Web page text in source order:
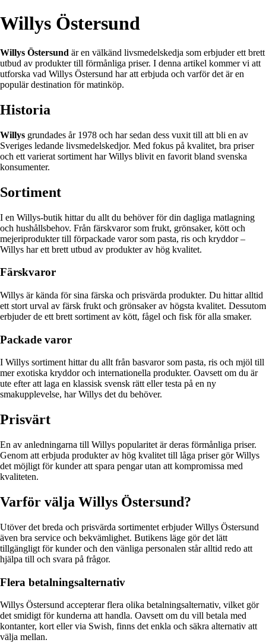
Willys Östersund
Willys Östersund är en välkänd livsmedelskedja som erbjuder ett brett
utbud av produkter till förmånliga priser. I denna artikel kommer vi att
utforska vad Willys Östersund har att erbjuda och varför det är en
populär destination för matinköp.
Historia
Willys grundades år 1978 och har sedan dess vuxit till att bli en av
Sveriges ledande livsmedelskedjor. Med fokus på kvalitet, bra priser
och ett varierat sortiment har Willys blivit en favorit bland svenska
konsumenter.
Sortiment
I en Willys-butik hittar du allt du behöver för din dagliga matlagning
och hushållsbehov. Från färskvaror som frukt, grönsaker, kött och
mejeriprodukter till förpackade varor som pasta, ris och kryddor –
Willys har ett brett utbud av produkter av hög kvalitet.
Färskvaror
Willys är kända för sina färska och prisvärda produkter. Du hittar alltid
ett stort urval av färsk frukt och grönsaker av högsta kvalitet. Dessutom
erbjuder de ett brett sortiment av kött, fågel och fisk för alla smaker.
Packade varor
I Willys sortiment hittar du allt från basvaror som pasta, ris och mjöl till
mer exotiska kryddor och internationella produkter. Oavsett om du är
ute efter att laga en klassisk svensk rätt eller testa på en ny
smakupplevelse, har Willys det du behöver.
Prisvärt
En av anledningarna till Willys popularitet är deras förmånliga priser.
Genom att erbjuda produkter av hög kvalitet till låga priser gör Willys
det möjligt för kunder att spara pengar utan att kompromissa med
kvaliteten.
Varför välja Willys Östersund?
Utöver det breda och prisvärda sortimentet erbjuder Willys Östersund
även bra service och bekvämlighet. Butikens läge gör det lätt
tillgängligt för kunder och den vänliga personalen står alltid redo att
hjälpa till och svara på frågor.
Flera betalningsalternativ
Willys Östersund accepterar flera olika betalningsalternativ, vilket gör
det smidigt för kunderna att handla. Oavsett om du vill betala med
kontanter, kort eller via Swish, finns det enkla och säkra alternativ att
välja mellan.